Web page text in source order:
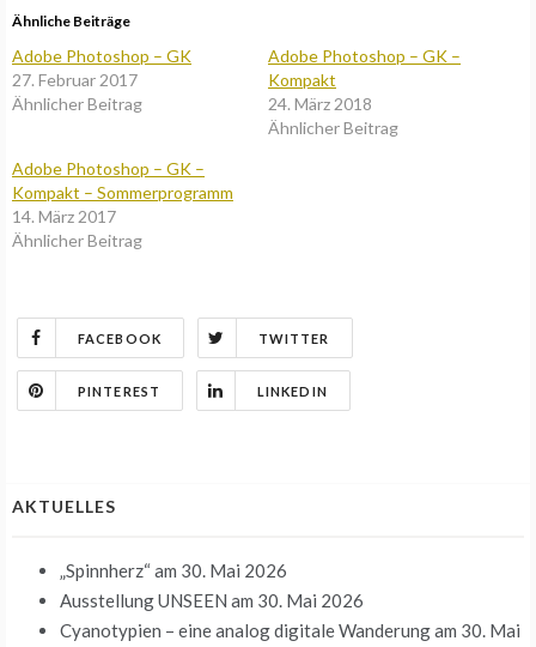
Ähnliche Beiträge
Adobe Photoshop – GK
27. Februar 2017
Ähnlicher Beitrag
Adobe Photoshop – GK –
Kompakt
24. März 2018
Ähnlicher Beitrag
Adobe Photoshop – GK –
Kompakt – Sommerprogramm
14. März 2017
Ähnlicher Beitrag
FACEBOOK TWITTER
PINTEREST LINKEDIN
AKTUELLES
„Spinnherz“ am 30. Mai 2026
Ausstellung UNSEEN am 30. Mai 2026
Cyanotypien – eine analog digitale Wanderungam 30. Mai